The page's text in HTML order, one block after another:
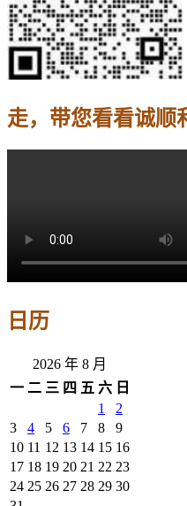
走，带您看看诚顺
日历
2026 年 8 月
一 二 三 四 五 六 日
1
2
3
4 5 6 7 8
9
10 11 12 13 14 15 16
17 18 19 20 21 22 23
24 25 26 27 28 29 30